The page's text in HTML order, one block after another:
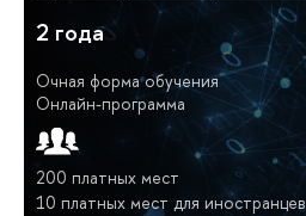
2 года
Очная форма обучения
Онлайн-программа
200 платных мест
10 платных мест для иностранцев